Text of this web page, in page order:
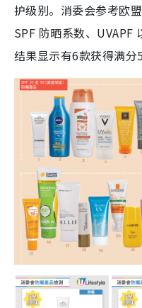
护级别。消委会参考欧
SPF 防晒系数、UVAPF
结果显示有6款获得满分5